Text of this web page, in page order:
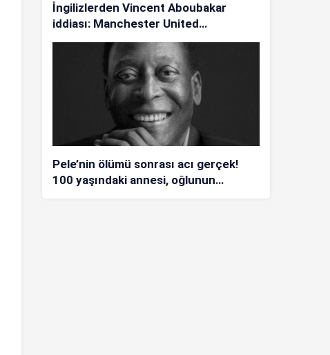
İngilizlerden Vincent Aboubakar
iddiası: Manchester United…
Pele’nin ölümü sonrası acı gerçek!
100 yaşındaki annesi, oğlunun